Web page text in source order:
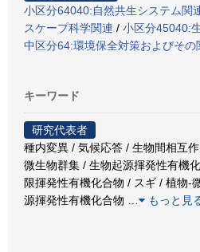
小区分64040:自然共生システム関
スケープ科学関連 / 小区分45040:
中区分64:環境保全対策およびその
キーワード
研究代表者
種内変異 / 気候応答 / 生物間相互
微生物群集 / 生物起源揮発性有機
限揮発性有機化合物 / スギ / 植物-
源揮発性有機化合物
もっと見